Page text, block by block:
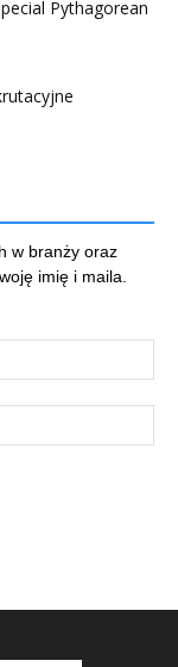
Pythagorean
w branży oraz
imię i maila.